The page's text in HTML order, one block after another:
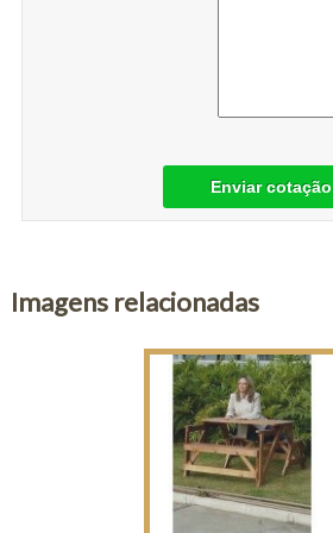
Enviar cotação
Imagens relacionadas